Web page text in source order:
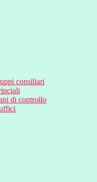
consiliari
di controllo